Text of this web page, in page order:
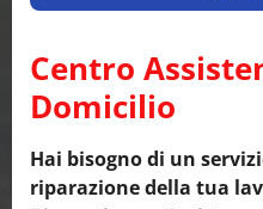
Centro
Domicilio
Hai bisogno di un
riparazione della tua